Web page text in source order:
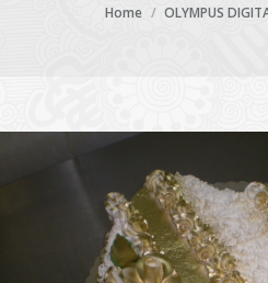
You are here:
Home OLYMPUS